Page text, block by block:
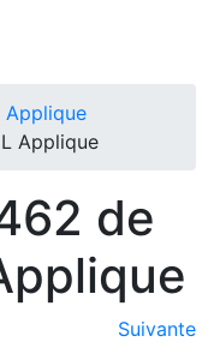
Applique
Applique
de
Suivante